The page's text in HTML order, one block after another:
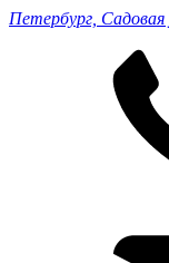
Петербург, Садовая